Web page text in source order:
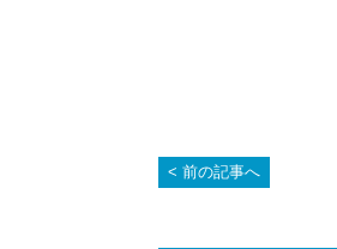
前の記事へ